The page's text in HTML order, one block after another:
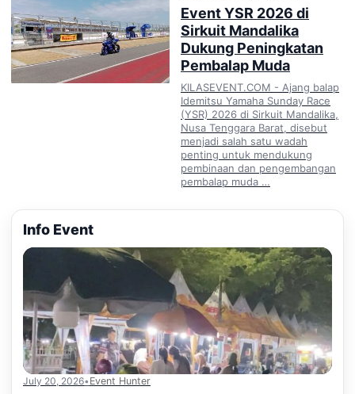
Event YSR 2026 di
Sirkuit Mandalika
Dukung Peningkatan
Pembalap Muda
KILASEVENT.COM - Ajang balap
Idemitsu Yamaha Sunday Race
(YSR) 2026 di Sirkuit Mandalika,
Nusa Tenggara Barat, disebut
menjadi salah satu wadah
penting untuk mendukung
pembinaan dan pengembangan
pembalap muda …
Info Event
July 20, 2026• Event Hunter